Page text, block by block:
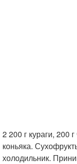
2 200 г кураги, 200
коньяка.
холодильник.